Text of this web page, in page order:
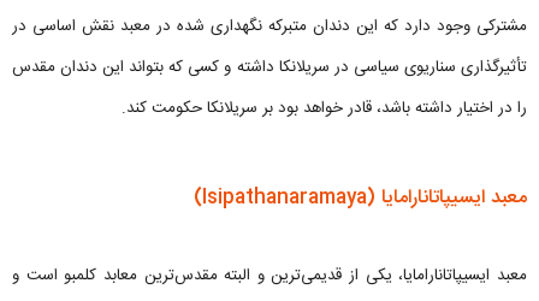
مشترکی وجود دارد که این دندان متبرکه نگهداری شده در معبد نقش اساسی در
تأثیرگذاری سناریوی سیاسی در سریلانکا داشته و کسی که بتواند این دندان مقدس
را در اختیار داشته باشد، قادر خواهد بود بر سریلانکا حکومت کند.
معبد ایسیپاتانارامایا (Isipathanaramaya)
معبد ایسیپاتانارامایا، یکی از قدیمی‌ترین و البته مقدس‌ترین معابد کلمبو است و